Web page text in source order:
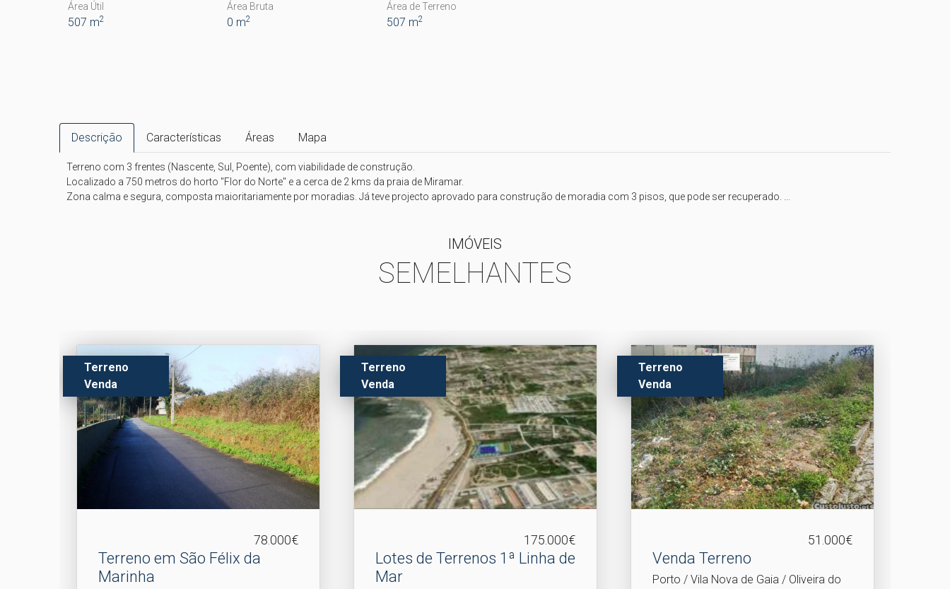
Área Útil
507 m2
Área Bruta
0 m2
Área de Terreno
507 m2
Descrição Características Áreas Mapa
Terreno com 3 frentes (Nascente, Sul, Poente), com viabilidade de construção.
Localizado a 750 metros do horto "Flor do Norte" e a cerca de 2 kms da praia de Miramar.
Zona calma e segura, composta maioritariamente por moradias. Já teve projecto aprovado para construção de moradia com 3 pisos, que pode ser recuperado. ...
IMÓVEIS
SEMELHANTES
Terreno
Venda
78.000€
Terreno em São Félix da
Marinha
Terreno
Venda
175.000€
Lotes de Terrenos 1ª Linha de
Mar
Terreno
Venda
51.000€
Venda Terreno
Porto / Vila Nova de Gaia / Oliveira do